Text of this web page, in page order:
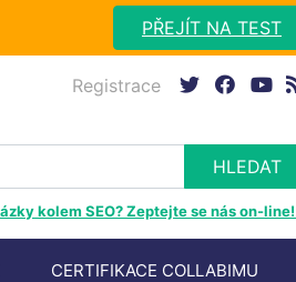
PŘEJÍT NA TEST
Registrace
kolem SEO? Zeptejte se nás on-line!
CERTIFIKACE COLLABIMU